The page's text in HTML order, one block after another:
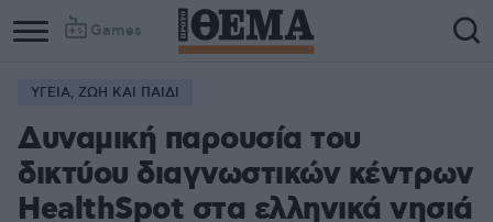
Games
ΥΓΕΙΑ, ΖΩΗ ΚΑΙ ΠΑΙΔΙ
Δυναμική παρουσία του
δικτύου διαγνωστικών κέντρων
HealthSpot στα ελληνικά νησιά